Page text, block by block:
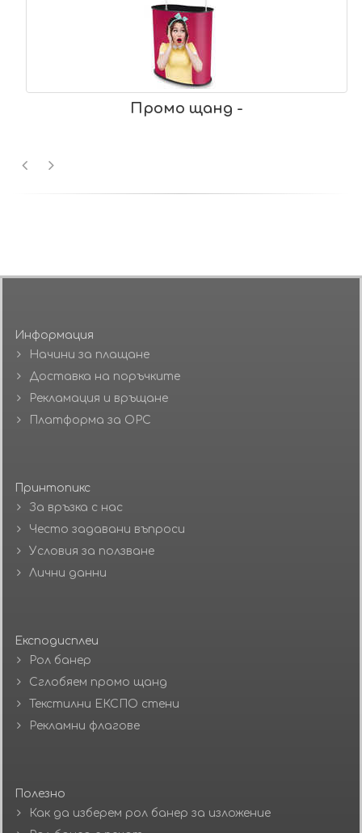
Промо щанд -
Информация
Начини за плащане
Доставка на поръчките
Рекламация и връщане
Платформа за ОРС
Принтопикс
За връзка с нас
Често задавани въпроси
Условия за ползване
Лични данни
Експодисплеи
Рол банер
Сглобяем промо щанд
Текстилни ЕКСПО стени
Рекламни флагове
Полезно
Как да изберем рол банер за изложение